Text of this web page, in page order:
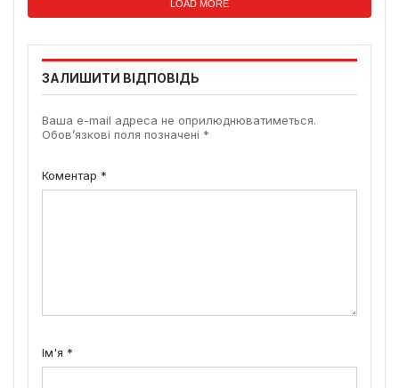
LOAD MORE
ЗАЛИШИТИ ВІДПОВІДЬ
Ваша e-mail адреса не оприлюднюватиметься.
Обов’язкові поля позначені *
Коментар *
Ім'я *